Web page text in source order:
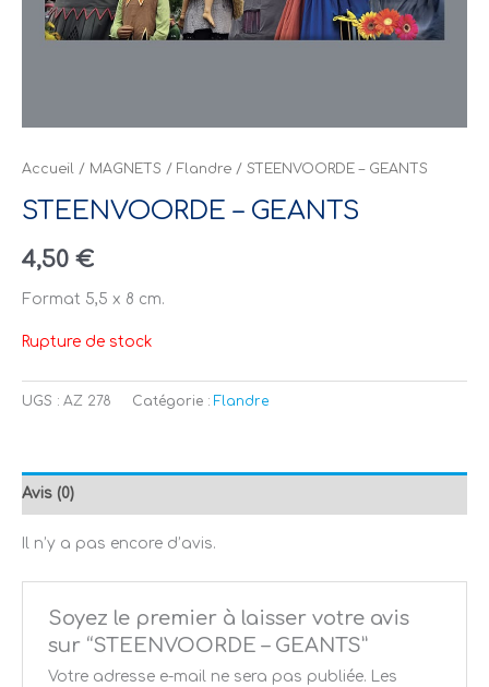
Accueil / MAGNETS / Flandre / STEENVOORDE – GEANTS
STEENVOORDE – GEANTS
4,50 €
Format 5,5 x 8 cm.
Rupture de stock
UGS : AZ 278 Catégorie : Flandre
Avis (0)
Il n’y a pas encore d’avis.
Soyez le premier à laisser votre avis
sur “STEENVOORDE – GEANTS”
Votre adresse e-mail ne sera pas publiée. Les